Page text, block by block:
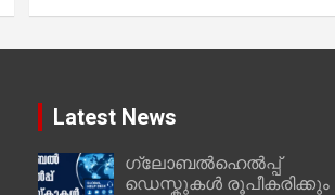
Latest News
ഗ്ലോബൽഹെൽപ്പ്
ഡെസ്കുകൾ രൂപീകരിക്കും